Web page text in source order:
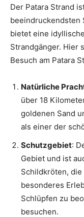
Der Patara Strand
beeindruckendsten
bietet eine
Strandgänger. Hier
Besuch am Patara
Natürliche
über 18
goldenen Sand
als einer der
Schutzgebiet:
Gebiet und ist
Schildkröten,
besonderes
Schlüpfen zu
besuchen.